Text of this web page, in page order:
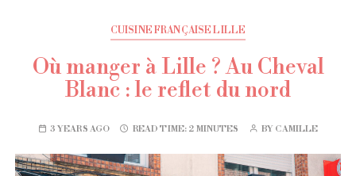
CUISINE FRANÇAISE LILLE
Où manger à Lille ? Au Cheval
Blanc : le reflet du nord
3 YEARS AGO READ TIME: 2 MINUTES BY CAMILLE